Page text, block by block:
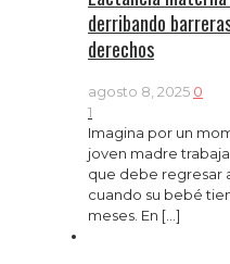
derribando
derechos
agosto 8, 2025 0
1
Imagina por un
joven madre
que debe regresar
cuando su bebé
meses. En […]